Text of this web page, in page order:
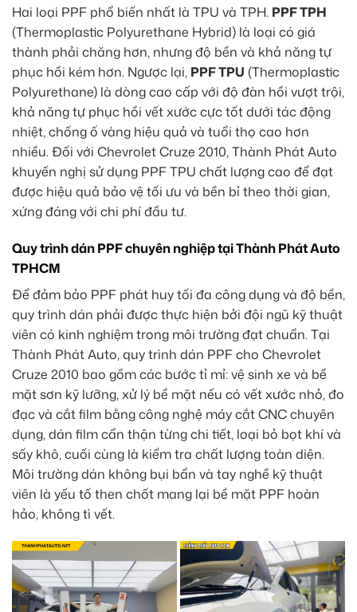
Hai loại PPF phổ biến nhất là TPU và TPH. PPF TPH
(Thermoplastic Polyurethane Hybrid) là loại có giá
thành phải chăng hơn, nhưng độ bền và khả năng tự
phục hồi kém hơn. Ngược lại, PPF TPU (Thermoplastic
Polyurethane) là dòng cao cấp với độ đàn hồi vượt trội,
khả năng tự phục hồi vết xước cực tốt dưới tác động
nhiệt, chống ố vàng hiệu quả và tuổi thọ cao hơn
nhiều. Đối với Chevrolet Cruze 2010, Thành Phát Auto
khuyến nghị sử dụng PPF TPU chất lượng cao để đạt
được hiệu quả bảo vệ tối ưu và bền bỉ theo thời gian,
xứng đáng với chi phí đầu tư.
Quy trình dán PPF chuyên nghiệp tại Thành Phát Auto
TPHCM
Để đảm bảo PPF phát huy tối đa công dụng và độ bền,
quy trình dán phải được thực hiện bởi đội ngũ kỹ thuật
viên có kinh nghiệm trong môi trường đạt chuẩn. Tại
Thành Phát Auto, quy trình dán PPF cho Chevrolet
Cruze 2010 bao gồm các bước tỉ mỉ: vệ sinh xe và bề
mặt sơn kỹ lưỡng, xử lý bề mặt nếu có vết xước nhỏ, đo
đạc và cắt film bằng công nghệ máy cắt CNC chuyên
dụng, dán film cẩn thận từng chi tiết, loại bỏ bọt khí và
sấy khô, cuối cùng là kiểm tra chất lượng toàn diện.
Môi trường dán không bụi bẩn và tay nghề kỹ thuật
viên là yếu tố then chốt mang lại bề mặt PPF hoàn
hảo, không tì vết.